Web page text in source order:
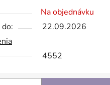
Na objednávku
22.09.2026
4552